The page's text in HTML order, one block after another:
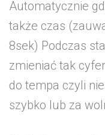
Automatycznie
także czas
8sek) Podczas
zmieniać tak
do tempa czyli
szybko lub za